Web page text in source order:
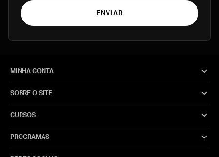
ENVIAR
MINHA CONTA
SOBRE O SITE
CURSOS
PROGRAMAS